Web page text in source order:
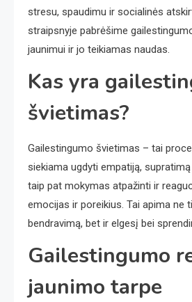
stresu, spaudimu ir socialinės
straipsnyje pabrėšime
jaunimui ir jo teikiamas naudas.
Kas yra
švietimas?
Gailestingumo švietimas – tai
siekiama ugdyti empatiją,
taip pat mokymas atpažinti ir
emocijas ir poreikius. Tai apima ne
bendravimą, bet ir elgesį bei
Gailestingumo
jaunimo tarpe